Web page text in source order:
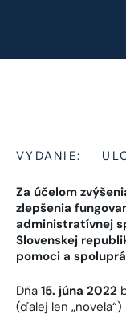
VYDANIE:
Za účelom
zlepšenia
administratívnej
Slovenskej
pomoci a
Dňa 15. júna 2022
(ďalej len